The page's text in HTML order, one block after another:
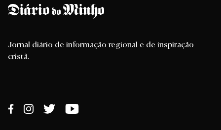
Jornal diário de informação regional e de inspiração
cristã.